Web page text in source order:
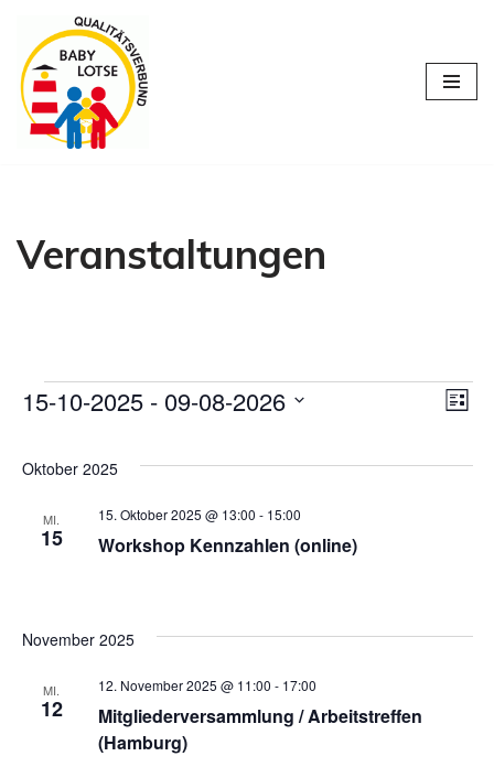
Zum
Inhalt
springen
Veranstaltungen
Liste
15-10-2025 - 09-08-2026
Oktober 2025
MI.
15 Workshop Kennzahlen (online)
15. Oktober 2025 @ 13:00 - 15:00
November 2025
MI.
12
Mitgliederversammlung / Arbeitstreffen
(Hamburg)
12. November 2025 @ 11:00 - 17:00